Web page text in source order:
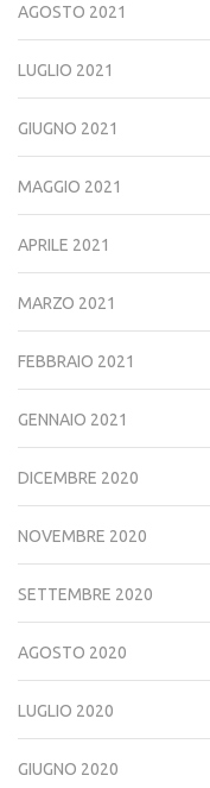
AGOSTO 2021
LUGLIO 2021
GIUGNO 2021
MAGGIO 2021
APRILE 2021
MARZO 2021
FEBBRAIO 2021
GENNAIO 2021
DICEMBRE 2020
NOVEMBRE 2020
SETTEMBRE 2020
AGOSTO 2020
LUGLIO 2020
GIUGNO 2020